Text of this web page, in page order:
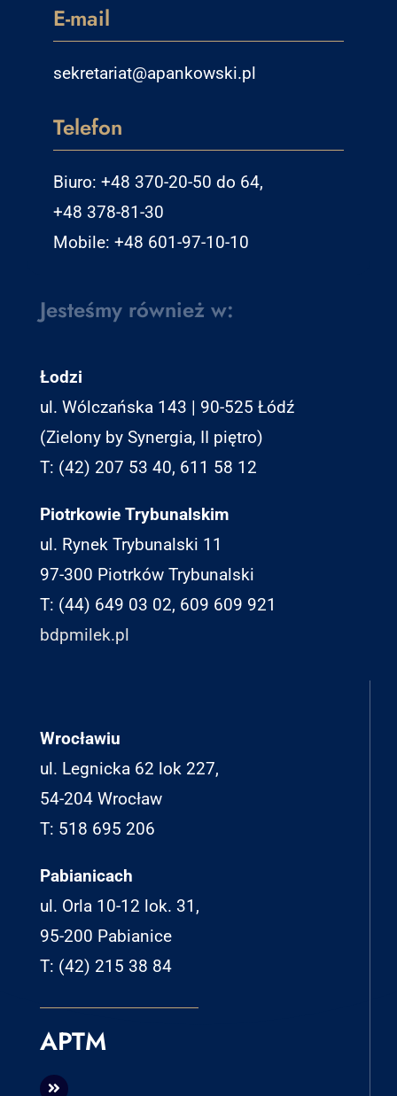
E-mail
sekretariat@apankowski.pl
Telefon
Biuro: +48 370-20-50 do 64,
+48 378-81-30
Mobile: +48 601-97-10-10
Jesteśmy również w:
Łodzi
ul. Wólczańska 143 | 90-525 Łódź
(Zielony by Synergia, II piętro)
T: (42) 207 53 40, 611 58 12
Piotrkowie Trybunalskim
ul. Rynek Trybunalski 11
97-300 Piotrków Trybunalski
T: (44) 649 03 02, 609 609 921
bdpmilek.pl
Wrocławiu
ul. Legnicka 62 lok 227,
54-204 Wrocław
T: 518 695 206
Pabianicach
ul. Orla 10-12 lok. 31,
95-200 Pabianice
T: (42) 215 38 84
APTM